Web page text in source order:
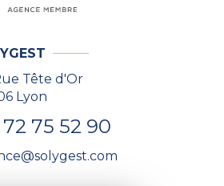
Tête d'Or
Lyon
75 52 90